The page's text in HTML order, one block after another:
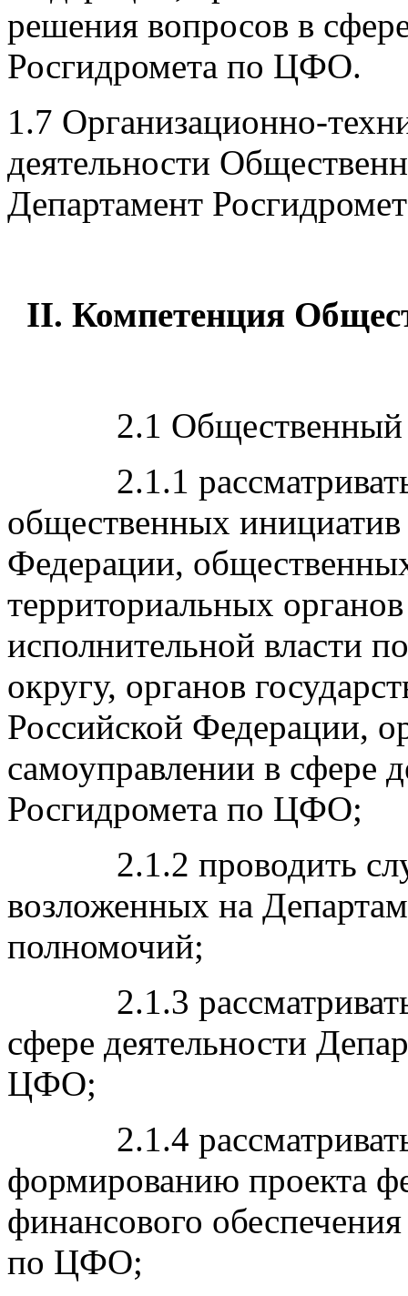
решения вопросов в
Росгидромета по ЦФО.
1.7 Организационно-
деятельности
Департамент
II. Компетенция
2.1 Общественный
2.1.1 рассматривать
общественных
Федерации,
территориальных
исполнительной власти
округу, органов
Российской Федерации,
самоуправлении в сфере
Росгидромета по ЦФО;
2.1.2 проводить
возложенных на
полномочий;
2.1.3 рассматривать
сфере деятельности
ЦФО;
2.1.4 рассматривать
формированию проекта
финансового
по ЦФО;